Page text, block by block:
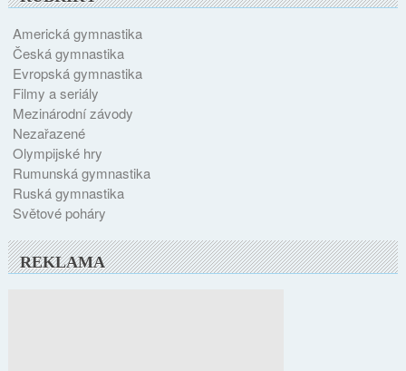
Americká gymnastika
Česká gymnastika
Evropská gymnastika
Filmy a seriály
Mezinárodní závody
Nezařazené
Olympijské hry
Rumunská gymnastika
Ruská gymnastika
Světové poháry
REKLAMA